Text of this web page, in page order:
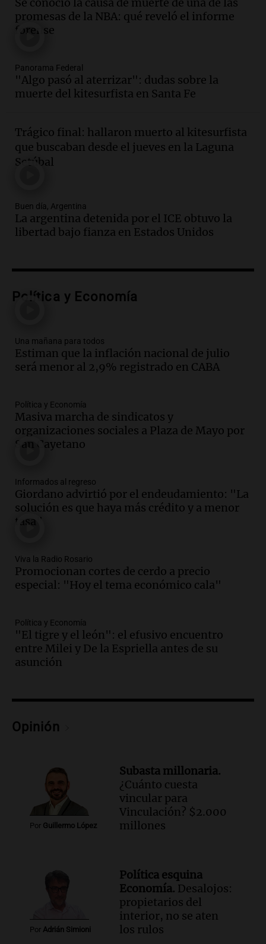
las nuevas detenciones: "En esa casa
todos tenían algo que ver"
Una mañana para todos
Audio.Jorge Roni Vargas habla del
crecimiento futbolístico de su hijo en el
Barcelona y su futuro
Audio.Nutricionista derribó el mito del
desayuno ideal: ¿ qué alimentos
conviene priorizar cada día ?
Audio.Detenidos relacionados con el
caso Barreler se amplían según familia
de la víctima
del oficialismo en el Congreso: El
impacto en la opinión pública
Audio.Murió Jorge Messi
Audio.Mateo, a los 25 años, lucha
contra el tiempo: necesita un trasplante
para poder seguir viviend
Episodios
Audio.Estiman que la inflación nacional
de julio será menor al 2,9% registrado
en CABA
Audio.El Senado provincial establece
protocolo contra ciberbullying y
grooming en escuelas de Salta
Episodios
Audio. Desayuno ideal: nutrición
personalizada y diversidad para romper
el ayuno nocturno
cabra que llevaba ocho días atrapada en
un precipicio
Audio.
Matías, un inmigrante temoroso
ante la detención y deportación en
Estados Unidos
Panorama Federal
con Jujuy
Panorama Federal
Audio.Del fitness a la longevidad: por
qué crece el consumo de alimentos con
promesas de la NBA: qué reveló el informe
forense
Panorama Federal
"Algo pasó al aterrizar": dudas sobre la
muerte del kitesurfista en Santa Fe
Trágico final: hallaron muerto al kitesurfista
que buscaban desde el jueves en la Laguna
Setúbal
Buen día, Argentina
La argentina detenida por el ICE obtuvo la
libertad bajo fianza en Estados Unidos
Política y Economía
Una mañana para todos
Estiman que la inflación nacional de julio
será menor al 2,9% registrado en CABA
Política y Economía
Masiva marcha de sindicatos y
organizaciones sociales a Plaza de Mayo por
San Cayetano
Informados al regreso
Giordano advirtió por el endeudamiento: "La
solución es que haya más crédito y a menor
tasa"
Viva la Radio Rosario
Promocionan cortes de cerdo a precio
especial: "Hoy el tema económico cala"
Política y Economía
"El tigre y el león": el efusivo encuentro
entre Milei y De la Espriella antes de su
asunción
Opinión
Por Guillermo López
Subasta millonaria.
¿Cuánto cuesta
vincular para
Vinculación? $2.000
millones
Por Adrián Simioni
Política esquina
Economía. Desalojos:
propietarios del
interior, no se aten
los rulos